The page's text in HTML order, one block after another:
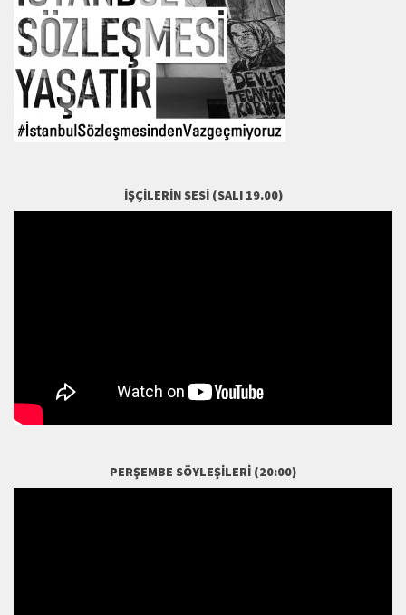
İŞÇILERIN SESI (SALI 19.00)
PERŞEMBE SÖYLEŞILERI (20:00)